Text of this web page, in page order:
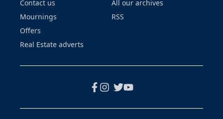
Contact us
Mournings
Offers
Real Estate adverts
All our archives
RSS